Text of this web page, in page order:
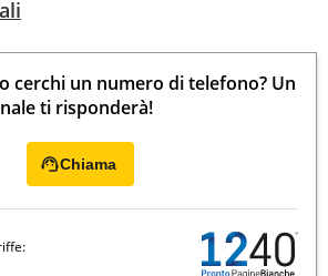
cerchi un numero di telefono? Un
ti risponderà!
Chiama